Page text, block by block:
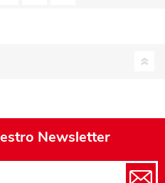
Newsletter